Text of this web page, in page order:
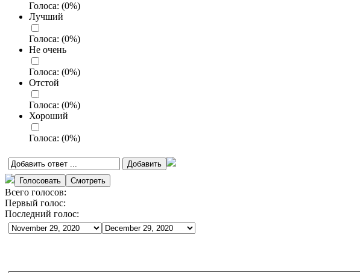
Голоса: (0%)
Лучший
Голоса: (0%)
Не очень
Голоса: (0%)
Отстой
Голоса: (0%)
Хороший
Голоса: (0%)
Всего голосов:
Первый голос:
Последний голос: